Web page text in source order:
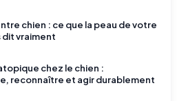
chien : ce que la peau de votre
dit vraiment
chez le chien :
reconnaître et agir durablement